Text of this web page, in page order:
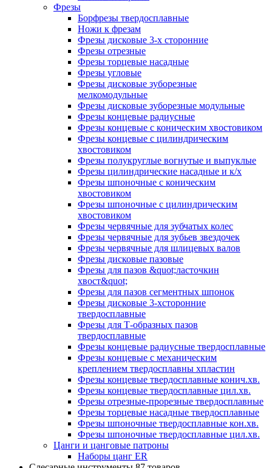
Фрезы
Борфрезы твердосплавные
Ножи к фрезам
Фрезы дисковые 3-х сторонние
Фрезы отрезные
Фрезы торцевые насадные
Фрезы угловые
Фрезы дисковые зуборезные
мелкомодульные
Фрезы дисковые зуборезные модульные
Фрезы концевые радиусные
Фрезы концевые с коническим хвостовиком
Фрезы концевые с цилиндрическим
хвостовиком
Фрезы полукруглые вогнутые и выпуклые
Фрезы цилиндрические насадные и к/х
Фрезы шпоночные с коническим
хвостовиком
Фрезы шпоночные с цилиндрическим
хвостовиком
Фрезы червячные для зубчатых колес
Фрезы червячные для зубьев звездочек
Фрезы червячные для шлицевых валов
Фрезы дисковые пазовые
Фрезы для пазов &quot;ласточкин
хвост&quot;
Фрезы для пазов сегментных шпонок
Фрезы дисковые 3-хсторонние
твердосплавные
Фрезы для Т-образных пазов
твердосплавные
Фрезы концевые радиусные твердосплавные
Фрезы концевые с механическим
креплением твердосплавны хпластин
Фрезы концевые твердосплавные конич.хв.
Фрезы концевые твердосплавные цил.хв.
Фрезы отрезные-прорезные твердосплавные
Фрезы торцевые насадные твердосплавные
Фрезы шпоночные твердосплавные кон.хв.
Фрезы шпоночные твердосплавные цил.хв.
Цанги и цанговые патроны
Наборы цанг ER